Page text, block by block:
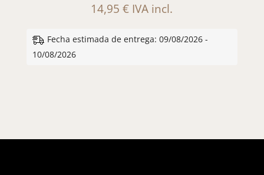
14,95€ IVA incl.
Fecha estimada de entrega: 09/08/2026 -
10/08/2026